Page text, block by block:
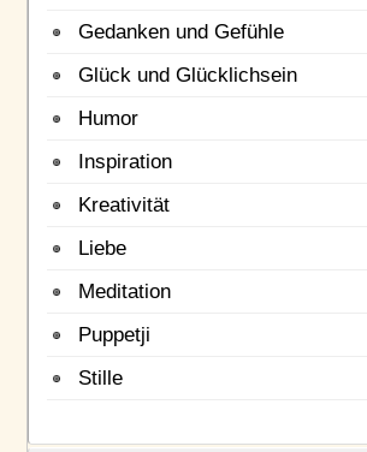
Gedanken und Gefühle
Glück und Glücklichsein
Humor
Inspiration
Kreativität
Liebe
Meditation
Puppetji
Stille